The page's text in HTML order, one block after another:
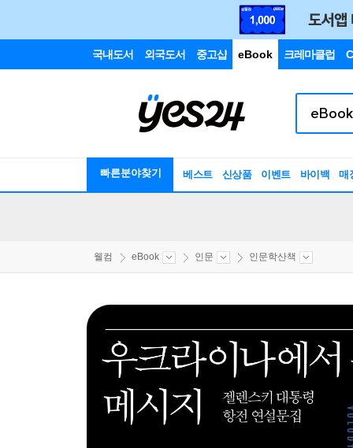
국내도서 외국도서 중고샵 eBook 크레마클럽
빠른분야찾기 베스트 신상품 이벤트 바이백 매
웰컴 eBook 인문 인문학산책